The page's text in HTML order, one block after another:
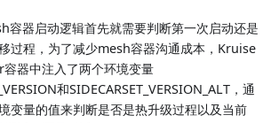
容器启动逻辑首先就需要判断第一次启动还是
过程，为了减少mesh容器沟通成本，Kruise
器中注入了两个环境变量
和SIDECARSET_VERSION_ALT，通
变量的值来判断是否是热升级过程以及当前